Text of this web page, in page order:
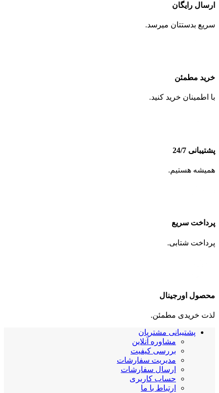
ارسال رایگان
سریع بدستتان میرسد.
خرید مطمئن
با اطمینان خرید کنید.
پشتیبانی 24/7
همیشه هستیم.
پرداخت سریع
پرداخت شتابی.
محصول اورجینال
لذت خریدی مطمئن.
پشتیبانی مشتریان
مشاوره آنلاین
بررسی کیفیت
مدیریت سفارشات
ارسال سفارشات
حساب کاربری
ارتباط با ما